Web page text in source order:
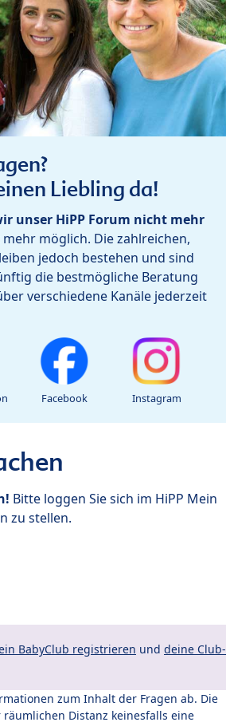
Liebling da!
unser HiPP Forum nicht mehr
möglich. Die zahlreichen,
jedoch bestehen und sind
die bestmögliche Beratung
verschiedene Kanäle jederzeit
Facebook Instagram
Bitte loggen Sie sich im HiPP Mein
zu stellen.
BabyClub registrieren und deine Club-
zum Inhalt der Fragen ab. Die
Distanz keinesfalls eine